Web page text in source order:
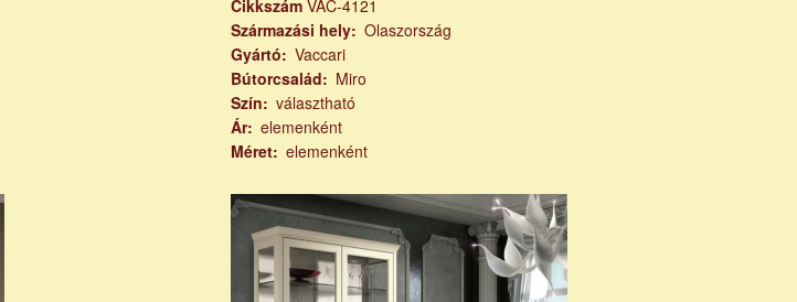
Cikkszám VAC-4121
Származási hely
Olaszország
Gyártó
Vaccari
Bútorcsalád
Miro
Szín
választható
Ár elemenként
Méret
elemenként